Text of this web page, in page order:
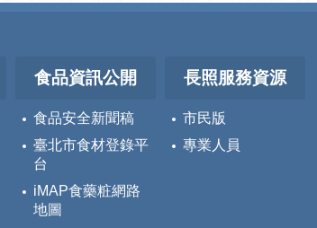
食品資訊公開
食品安全新聞稿
臺北市食材登錄平
台
iMAP食藥粧網路
地圖
長照服務資源
市民版
專業人員